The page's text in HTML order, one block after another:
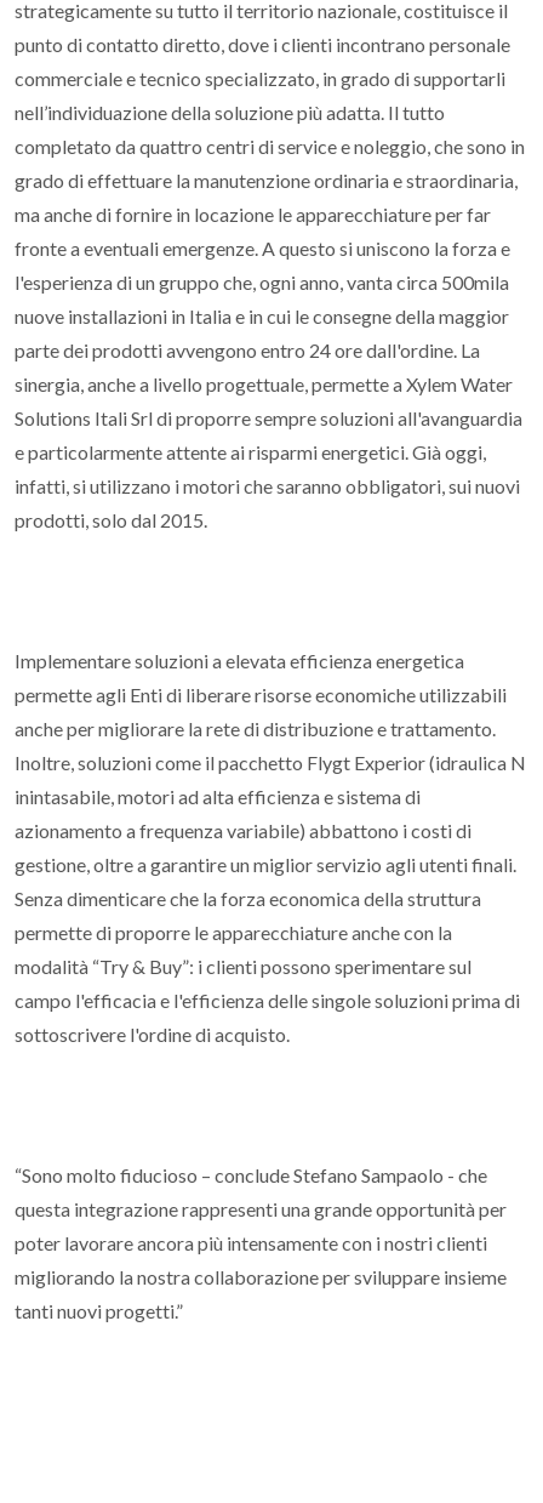
strategicamente su tutto il territorio nazionale, costituisce il
punto di contatto diretto, dove i clienti incontrano personale
commerciale e tecnico specializzato, in grado di supportarli
nell’individuazione della soluzione più adatta. Il tutto
completato da quattro centri di service e noleggio, che sono in
grado di effettuare la manutenzione ordinaria e straordinaria,
ma anche di fornire in locazione le apparecchiature per far
fronte a eventuali emergenze. A questo si uniscono la forza e
l'esperienza di un gruppo che, ogni anno, vanta circa 500mila
nuove installazioni in Italia e in cui le consegne della maggior
parte dei prodotti avvengono entro 24 ore dall'ordine. La
sinergia, anche a livello progettuale, permette a Xylem Water
Solutions Itali Srl di proporre sempre soluzioni all'avanguardia
e particolarmente attente ai risparmi energetici. Già oggi,
infatti, si utilizzano i motori che saranno obbligatori, sui nuovi
prodotti, solo dal 2015.
Implementare soluzioni a elevata efficienza energetica
permette agli Enti di liberare risorse economiche utilizzabili
anche per migliorare la rete di distribuzione e trattamento.
Inoltre, soluzioni come il pacchetto Flygt Experior (idraulica N
inintasabile, motori ad alta efficienza e sistema di
azionamento a frequenza variabile) abbattono i costi di
gestione, oltre a garantire un miglior servizio agli utenti finali.
Senza dimenticare che la forza economica della struttura
permette di proporre le apparecchiature anche con la
modalità “Try & Buy”: i clienti possono sperimentare sul
campo l'efficacia e l'efficienza delle singole soluzioni prima di
sottoscrivere l'ordine di acquisto.
“Sono molto fiducioso – conclude Stefano Sampaolo - che
questa integrazione rappresenti una grande opportunità per
poter lavorare ancora più intensamente con i nostri clienti
migliorando la nostra collaborazione per sviluppare insieme
tanti nuovi progetti.”